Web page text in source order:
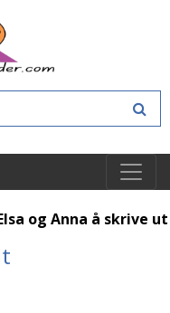
og Anna å skrive ut